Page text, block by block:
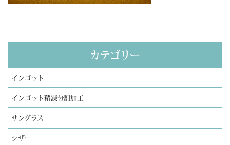
カテゴリー
インゴット
インゴット精錬分割加工
サングラス
シザー